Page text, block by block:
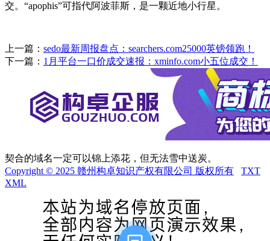
交。“apophis”可指代阿波菲斯，是一颗近地小行星。
上一篇： sedo最新周报盘点：searchers.com25000英镑领跑！
下一篇： 1月平台一口价成交速报：xminfo.com小五位成交！
契合的域名一定可以锦上添花，但无法雪中送炭。
Copyright © 2025 赣州构卓知识产权有限公司 版权所有
TXT
XML